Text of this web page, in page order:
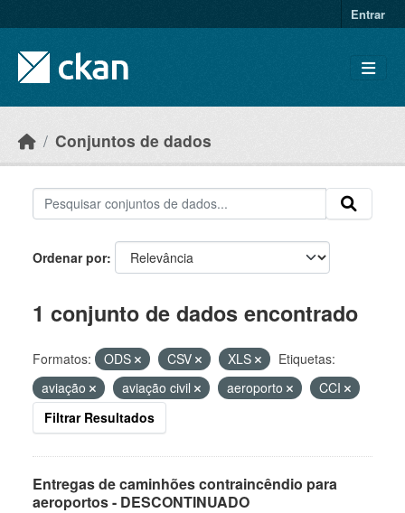
Entrar
Conjuntos de dados
Ordenar por
1 conjunto de dados encontrado
Formatos: ODS CSV XLS
Etiquetas:
aviação
aviação civil aeroporto
CCI
Filtrar Resultados
Entregas de caminhões contraincêndio para
aeroportos - DESCONTINUADO